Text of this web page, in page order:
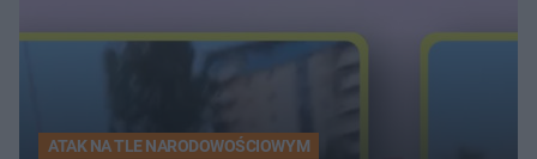
ATAK NA TLE NARODOWOŚCIOWYM